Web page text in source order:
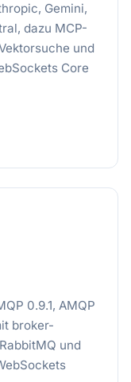
Gemini,
dazu MCP-
und
Core
0.9.1, AMQP
broker-
und